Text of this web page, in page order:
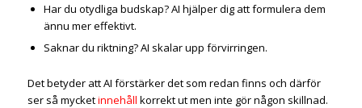
Har du otydliga budskap? AI hjälper dig att formulera dem
ännu mer effektivt.
Saknar du riktning? AI skalar upp förvirringen.
Det betyder att AI förstärker det som redan finns och därför
ser så mycketinnehåll korrekt ut men inte gör någon skillnad.